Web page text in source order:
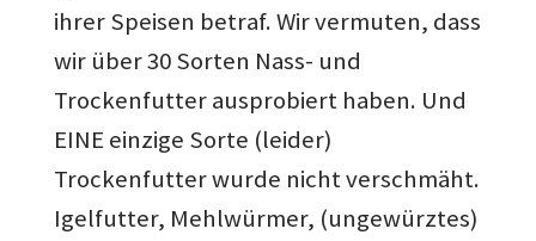
ihrer Speisen betraf. Wir vermuten, dass
wir über 30 Sorten Nass- und
Trockenfutter ausprobiert haben. Und
EINE einzige Sorte (leider)
Trockenfutter wurde nicht verschmäht.
Igelfutter, Mehlwürmer, (ungewürztes)